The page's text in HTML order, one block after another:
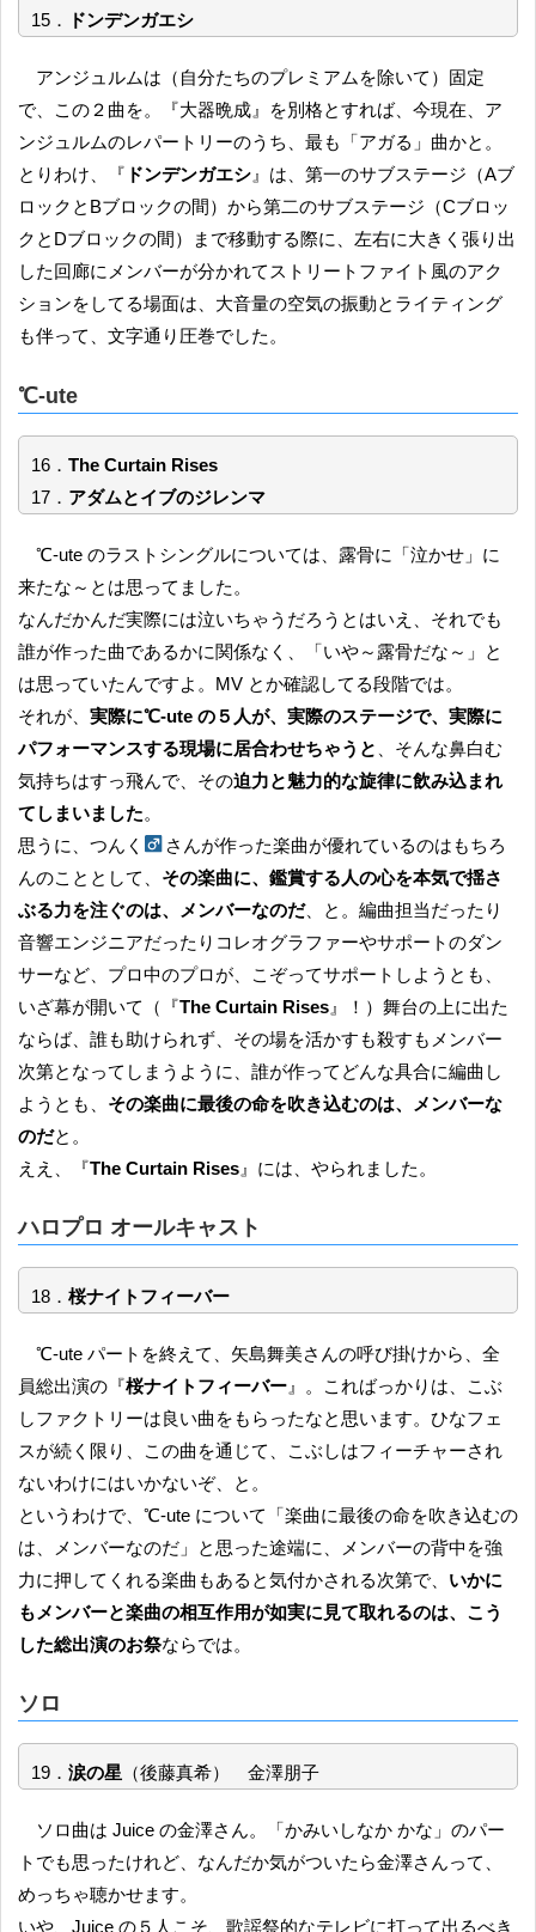
15．
ドンデンガエシ
アンジュルムは（自分たちのプレミアムを除いて）固定
で、この２曲を。『大器晩成』を別格とすれば、今現在、ア
ンジュルムのレパートリーのうち、最も「アガる」曲かと。
とりわけ、『 ドンデンガエシ』は、第一のサブステージ（Aブ
ロックとBブロックの間）から第二のサブステージ（Cブロッ
クとDブロックの間）まで移動する際に、左右に大きく張り出
した回廊にメンバーが分かれてストリートファイト風のアク
ションをしてる場面は、大音量の空気の振動とライティング
も伴って、文字通り圧巻でした。
℃-ute
16． The Curtain Rises
17． アダムとイブのジレンマ
℃-ute のラストシングルについては、露骨に「泣かせ」に
来たな～とは思ってました。
なんだかんだ実際には泣いちゃうだろうとはいえ、それでも
誰が作った曲であるかに関係なく、「いや～露骨だな～」と
は思っていたんですよ。MV とか確認してる段階では。
それが、 実際に℃-ute の５人が、実際のステージで、実際に
パフォーマンスする現場に居合わせちゃうと
、そんな鼻白む
気持ちはすっ飛んで、その迫力と魅力的な旋律に飲み込まれ
てしまいました。
思うに、つんく
さんが作った楽曲が優れているのはもちろ
んのこととして、 その楽曲に、鑑賞する人の心を本気で揺さ
ぶる力を注ぐのは、メンバーなのだ、と。編曲担当だったり
音響エンジニアだったりコレオグラファーやサポートのダン
サーなど、プロ中のプロが、こぞってサポートしようとも、
いざ幕が開いて（『The Curtain Rises 』！）舞台の上に出た
ならば、誰も助けられず、その場を活かすも殺すもメンバー
次第となってしまうように、誰が作ってどんな具合に編曲し
ようとも、 その楽曲に最後の命を吹き込むのは、メンバーな
のだと。
ええ、『The Curtain Rises 』には、やられました。
ハロプロ オールキャスト
18． 桜ナイトフィーバー
℃-ute パートを終えて、矢島舞美さんの呼び掛けから、全
員総出演の『桜ナイトフィーバー 』。こればっかりは、こぶ
しファクトリーは良い曲をもらったなと思います。ひなフェ
スが続く限り、この曲を通じて、こぶしはフィーチャーされ
ないわけにはいかないぞ、と。
というわけで、℃-ute について「楽曲に最後の命を吹き込むの
は、メンバーなのだ」と思った途端に、メンバーの背中を強
力に押してくれる楽曲もあると気付かされる次第で、 いかに
もメンバーと楽曲の相互作用が如実に見て取れるのは、こう
した総出演のお祭ならでは。
ソロ
19． 涙の星 （後藤真希） 金澤朋子
ソロ曲は Juice の金澤さん。「かみいしなか かな」のパー
トでも思ったけれど、なんだか気がついたら金澤さんって、
めっちゃ聴かせます。
いや、Juice の５人こそ、歌謡祭的なテレビに打って出るべき